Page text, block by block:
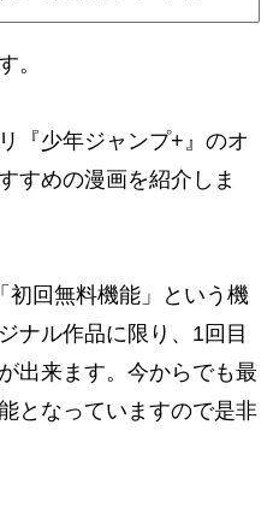
。
『少年ジャンプ+』のオ
すめの漫画を紹介しま
初回無料機能」という機
ナル作品に限り、1回目
出来ます。今からでも最
となっていますので是非